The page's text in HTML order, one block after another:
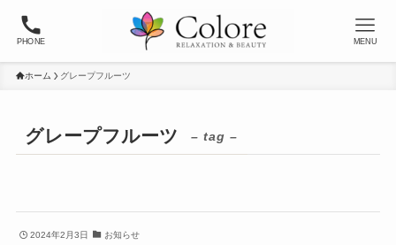
PHONE MENU
ホーム グレープフルーツ
グレープフルーツ – tag –
2024年2月3日 お知らせ